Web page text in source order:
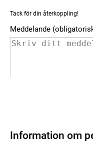
Tack för din återkoppling!
Meddelande
Information om